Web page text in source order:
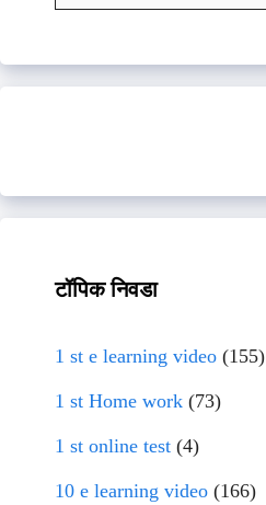
for:
टॉपिक निवडा
1 st e learning video (155)
1 st Home work (73)
1 st online test (4)
10 e learning video (166)